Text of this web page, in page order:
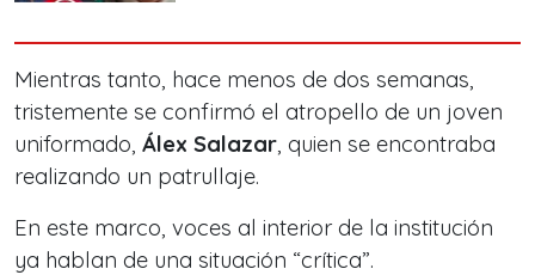
Mientras tanto, hace menos de dos semanas,
tristemente se confirmó el atropello de un joven
uniformado, Álex Salazar, quien se encontraba
realizando un patrullaje.
En este marco, voces al interior de la institución
ya hablan de una situación “crítica”.